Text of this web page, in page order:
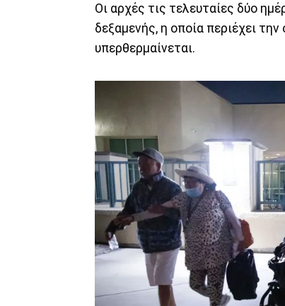
Οι αρχές τις τελευταίες δύο
δεξαμενής, η οποία περιέχει
υπερθερμαίνεται.